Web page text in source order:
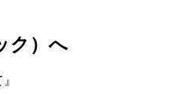
ク）へ